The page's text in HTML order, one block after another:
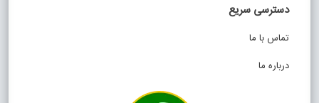
دسترسی سریع
تماس با ما
درباره ما